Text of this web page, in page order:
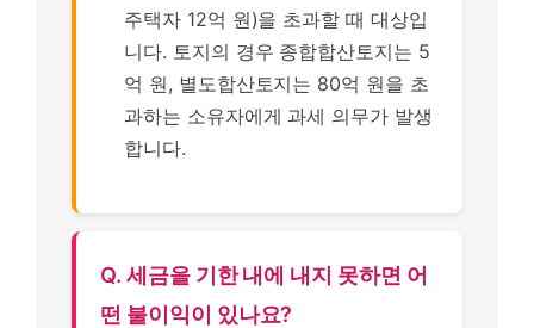
주택자 12억 원)을 초과할 때 대상입
니다. 토지의 경우 종합합산토지는 5
억 원, 별도합산토지는 80억 원을 초
과하는 소유자에게 과세 의무가 발생
합니다.
Q. 세금을 기한 내에 내지 못하면 어
떤 불이익이 있나요?